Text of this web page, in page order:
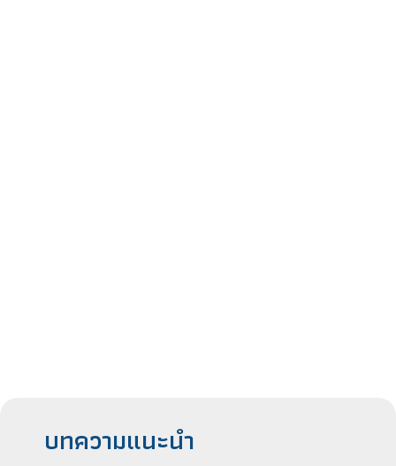
บทความแนะนำ